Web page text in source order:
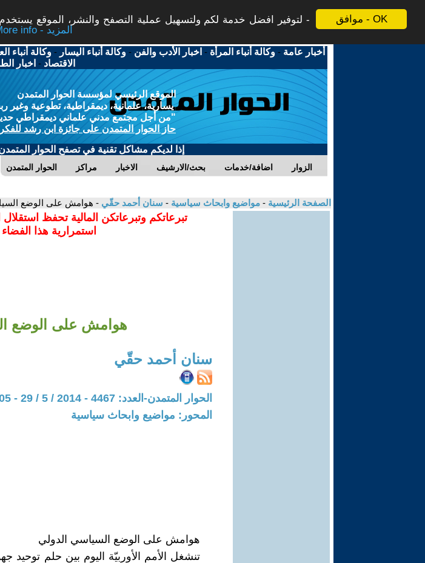
موافق - OK
لتوفير افضل خدمة لكم ولتسهيل عملية التصفح والنشر، الموقع
More info - المزيد
أخبار عامة -وكالة أنباء المرأة - اخبار الأدب والفن -وكالة أنباء اليسار -وكالة أنباء
الاقتصاد - اخبار
الموقع الرئيسي لمؤسسة الحوار المتمدن
يسارية، علمانية، ديمقراطية، تطوعية وغير
"من أجل مجتمع مدني علماني ديمقراطي حديث
حاز الحوار المتمدن على جائزة ابن رشد للفكر
إذا لديكم مشاكل تقنية في تصفح الحوار
الحوار المتمدن مراكز الاخبار بحث/الارشيف اضافة/خدمات الزوار
الصفحة الرئيسية - مواضيع وابحاث سياسية - سنان أحمد حقّي - هوامش على الوضع
تبرعاتكم وتبرعاتكن المالية تحفظ
استمرارية هذا
هوامش على الوضع
سنان أحمد حقّي
الحوار المتمدن-العدد: 4467 - 2014 / 5 / 29 - 13:05
المحور: مواضيع وابحاث سياسية
هوامش على الوضع السياسي الدولي
تنشغل الأمم الأوربيّة اليوم بين حلم توحيد